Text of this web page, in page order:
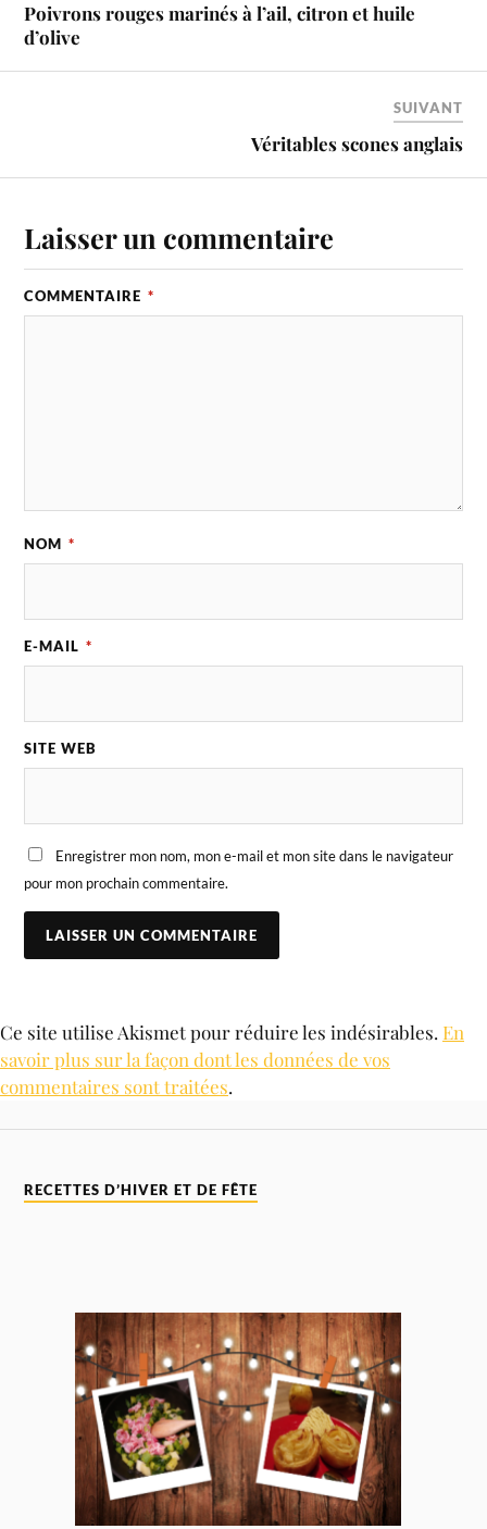
Poivrons rouges marinés à l’ail, citron et huile
d’olive
SUIVANT
Véritables scones anglais
Laisser un commentaire
COMMENTAIRE *
NOM *
E-MAIL *
SITE WEB
Enregistrer mon nom, mon e-mail et mon site dans le navigateur
pour mon prochain commentaire.
Ce site utilise Akismet pour réduire les indésirables. En
savoir plus sur la façon dont les données de vos
commentaires sont traitées.
RECETTES D’HIVER ET DE FÊTE